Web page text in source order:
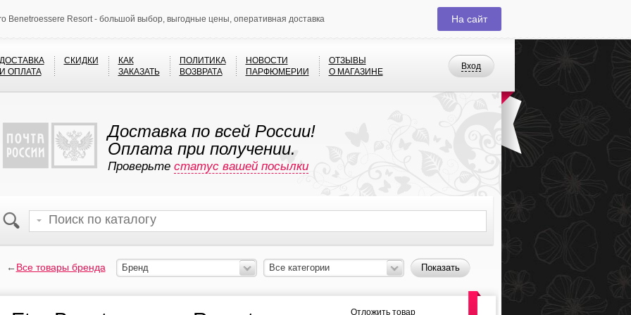
Benetroessere Resort - большой выбор, выгодные цены, оперативная доставка На сайт
Вход
ОПЛАТА
СКИДКИ
КАК
ЗАКАЗАТЬ
ПОЛИТИКА
ВОЗВРАТА
НОВОСТИ
ПАРФЮМЕРИИ
ОТЗЫВЫ
О МАГАЗИНЕ
Доставка по всей России!
Оплата при получении.
Проверьте статус вашей посылки
←Все товары бренда Бренд Все категории Показать
Отложить товар